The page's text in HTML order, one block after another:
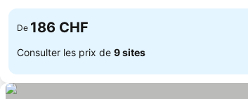
De 186 CHF
Consulter les prix de 9 sites